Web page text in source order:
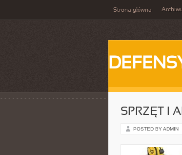
Strona główna
SPRZĘT I
POSTED BY ADMIN